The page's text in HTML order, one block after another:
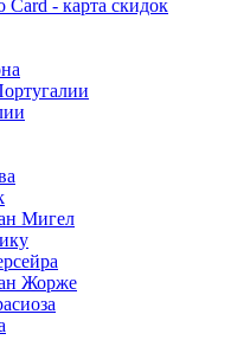
Card - карта скидок
Мигел
Жорже